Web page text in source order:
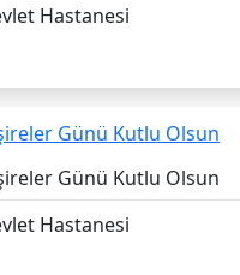
Hastanesi
Günü Kutlu Olsun
Hastanesi